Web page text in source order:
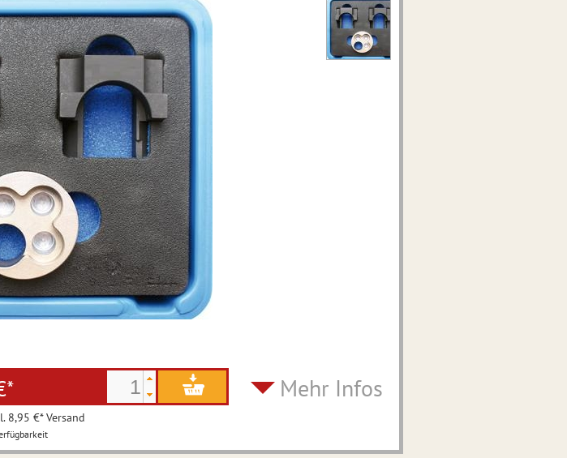
*
8,95 €* Versand
Mehr Infos